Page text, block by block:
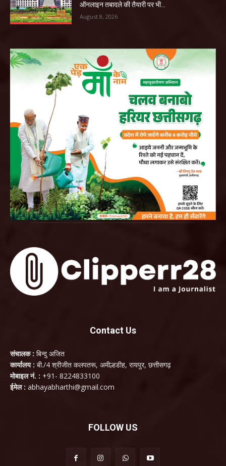
ऑनलाइन तबादले की तैयारी पर भी...
August 8, 2026
Contact Us
संचालक : बिन्दु अजित
कार्यालय : बी./4 श्रीजीत कलपतरू, अमील्हडीह, रायपुर, छत्तीसगढ़
मोबाइल नं. : +91- 8224833100
ईमेल : abhayabharthi@gmail.com
FOLLOW US